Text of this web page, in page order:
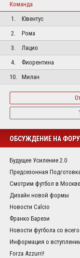
Команда
1.
Ювентус
2.
Рома
3.
Лацио
4.
Фиорентина
10.
Милан
ОБСУЖДЕНИЕ НА
Будущее Усиление 2.0
Предсезонная
Смотрим футбол в
Дизайн новой формы
Новости Calcio
Франко Барези
Новости футбола со
Информация о
Forza Azzurri!